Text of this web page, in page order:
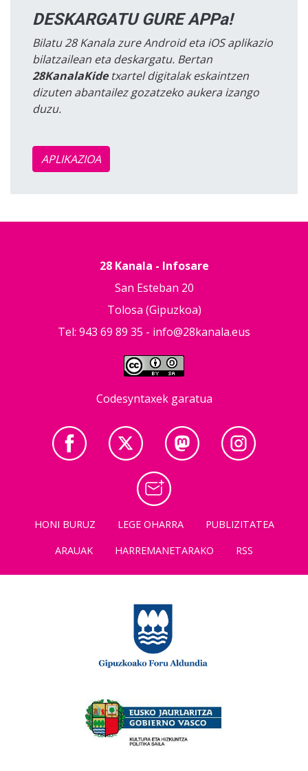
DESKARGATU GURE APPa!
Bilatu 28 Kanala zure Android eta iOS aplikazio
bilatzailean eta deskargatu. Bertan
28KanalaKidetxartel digitalak eskaintzen
dizuten abantailez gozatzeko aukera izango
duzu.
APLIKAZIOA
28 Kanala - Infosare
San Esteban 20
Tolosa (Gipuzkoa)
Tel: 943 69 89 35 - info@28kanala.eus
Codesyntaxek garatua
HONI BURUZ LEGE OHARRA
PUBLIZITATEA
ARAUAK
HARREMANETARAKO RSS